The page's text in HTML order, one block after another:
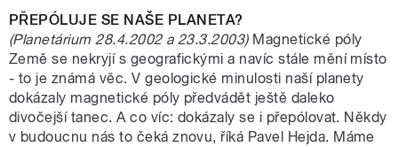
PŘEPÓLUJE SE NAŠE PLANETA?
(Planetárium 28.4.2002 a 23.3.2003)Magnetické póly
Země se nekryjí s geografickými a navíc stále mění místo
- to je známá věc. V geologické minulosti naší planety
dokázaly magnetické póly předvádět ještě daleko
divočejší tanec. A co víc: dokázaly se i přepólovat. Někdy
v budoucnu nás to čeká znovu, říká Pavel Hejda. Máme